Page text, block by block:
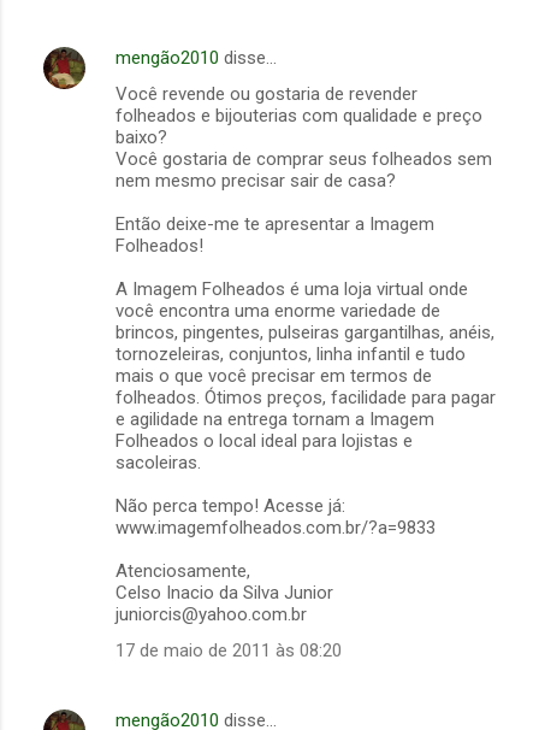
mengão2010 disse…
Você revende ou gostaria de revender
folheados e bijouterias com qualidade e preço
baixo?
Você gostaria de comprar seus folheados sem
nem mesmo precisar sair de casa?
Então deixe-me te apresentar a Imagem
Folheados!
A Imagem Folheados é uma loja virtual onde
você encontra uma enorme variedade de
brincos, pingentes, pulseiras gargantilhas, anéis,
tornozeleiras, conjuntos, linha infantil e tudo
mais o que você precisar em termos de
folheados. Ótimos preços, facilidade para pagar
e agilidade na entrega tornam a Imagem
Folheados o local ideal para lojistas e
sacoleiras.
Não perca tempo! Acesse já:
www.imagemfolheados.com.br/?a=9833
Atenciosamente,
Celso Inacio da Silva Junior
juniorcis@yahoo.com.br
17 de maio de 2011 às 08:20
mengão2010 disse…